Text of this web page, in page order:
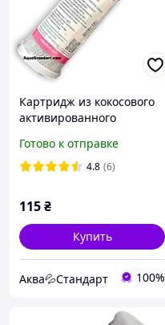
Картридж из кокосового
активированного
AquaKut FCCBL 2.5х10'
Готово к отправке
4.8 (6)
115₴
Купить
Аква💦Стандарт 100%